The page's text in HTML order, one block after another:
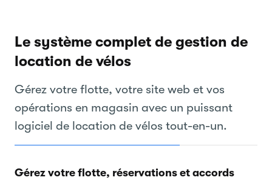
Le système complet de gestion de
location de vélos
Gérez votre flotte, votre site web et vos
opérations en magasin avec un puissant
logiciel de location de vélos tout-en-un.
Gérez votre flotte, réservations et accords